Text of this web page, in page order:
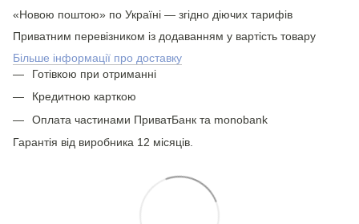
«Новою поштою» по Україні — згідно діючих тарифів
Приватним перевізником із додаванням у вартість товару
Більше інформації про доставку
Готівкою при отриманні
Кредитною карткою
Оплата частинами ПриватБанк та monobank
Гарантія від виробника 12 місяців.